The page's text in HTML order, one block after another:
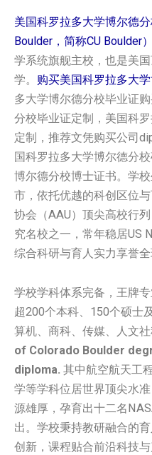
美国科罗拉多大学博尔德
Boulder，简称CU Boulder）
学系统旗舰主校，也是美
学。 购买美国科罗拉多大
多大学博尔德分校毕业证
分校毕业证定制，美国科
定制，推荐文凭购买公司
国科罗拉多大学博尔德分
博尔德分校博士证书。学
市，依托优越的科创区位
协会（AAU）顶尖高校行
究名校之一，常年稳居US
综合科研与育人实力享誉全
学校学科体系完备，王牌
超200个本科、150个硕士
算机、商科、传媒、人文社
of Colorado Boulder
diploma. 其中航空航天工
学等学科位居世界顶尖水
源雄厚，孕育出十二名
出。学校秉持教研融合的
创新，课程贴合前沿科技